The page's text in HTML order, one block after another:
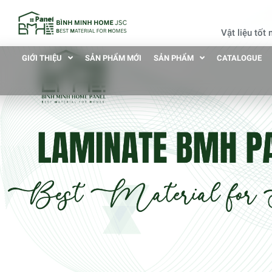
Vật liệu tốt
GIỚI THIỆU SẢN PHẨM MỚI SẢN PHẨM CATALOGUE